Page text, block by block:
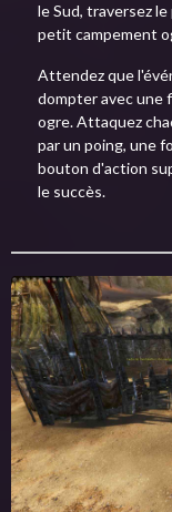
le Sud, traversez
petit campement
Attendez que
dompter avec une
ogre. Attaquez
par un poing, une
bouton d'action
le succès.